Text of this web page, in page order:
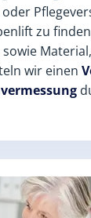
zu
wir einen